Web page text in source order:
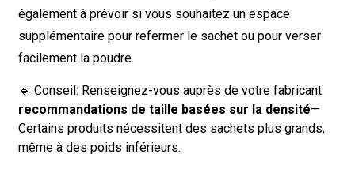
également à prévoir si vous souhaitez un espace
supplémentaire pour refermer le sachet ou pour verser
facilement la poudre.
🔹 Conseil: Renseignez-vous auprès de votre fabricant.
recommandations de taille basées sur la densité—
Certains produits nécessitent des sachets plus grands,
même à des poids inférieurs.